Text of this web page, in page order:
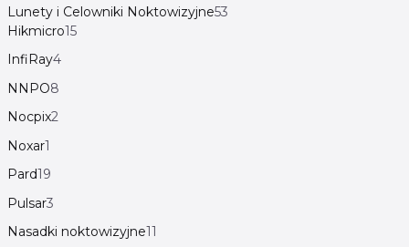
Lunety i Celowniki Noktowizyjne53
Hikmicro15
InfiRay4
NNPO8
Nocpix2
Noxar1
Pard19
Pulsar3
Nasadki noktowizyjne11